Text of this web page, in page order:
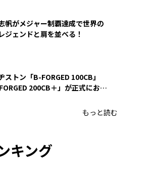
帆がメジャー制覇達成で世界の
ジェンドと肩を並べる！
ストン「B-FORGED 100CB」
200CB＋」が正式にお披
もっと読む
キング